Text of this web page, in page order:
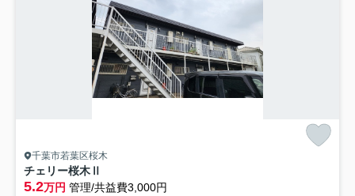
千葉市若葉区桜木
チェリー桜木Ⅱ
5.2万円 管理/共益費3,000円